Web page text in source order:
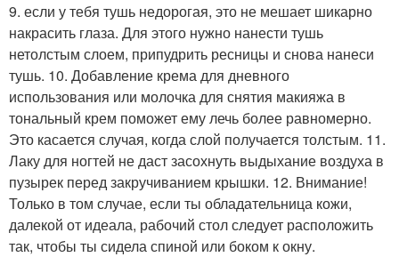
9. если у тебя тушь недорогая, это не мешает шикарно
накрасить глаза. Для этого нужно нанести тушь
нетолстым слоем, припудрить ресницы и снова нанеси
тушь. 10. Добавление крема для дневного
использования или молочка для снятия макияжа в
тональный крем поможет ему лечь более равномерно.
Это касается случая, когда слой получается толстым. 11.
Лаку для ногтей не даст засохнуть выдыхание воздуха в
пузырек перед закручиванием крышки. 12. Внимание!
Только в том случае, если ты обладательница кожи,
далекой от идеала, рабочий стол следует расположить
так, чтобы ты сидела спиной или боком к окну.